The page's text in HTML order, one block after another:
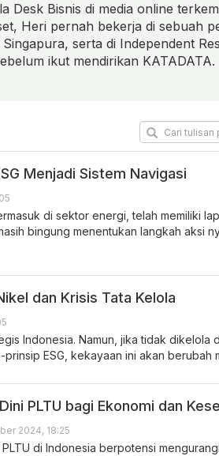
Desk Bisnis di media online
Heri pernah bekerja di sebuah
serta di Independent
ikut mendirikan KATADATA.
Menjadi Sistem Navigasi
di sektor energi, telah memiliki
bingung menentukan langkah aksi
dan Krisis Tata Kelola
Indonesia. Namun, jika tidak dikelola
ESG, kekayaan ini akan berubah
PLTU bagi Ekonomi dan
2024, 18:25
di Indonesia berpotensi